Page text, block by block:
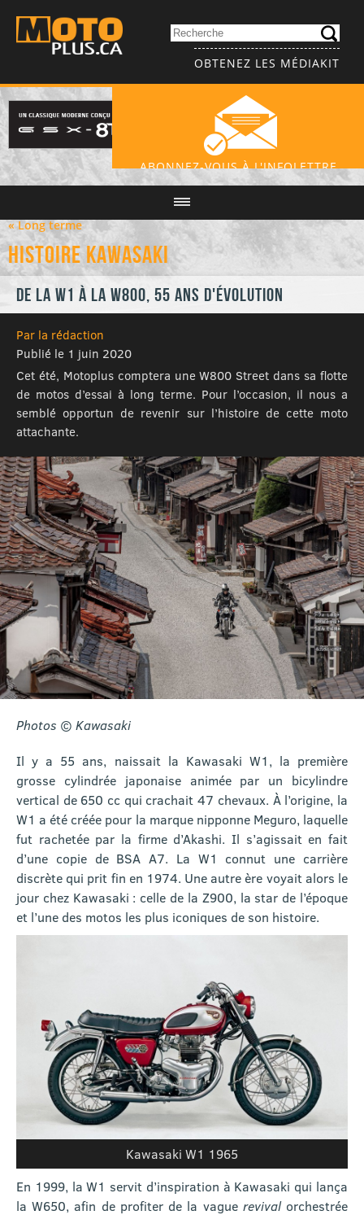
OBTENEZ LES MÉDIAKIT
ABONNEZ-VOUS À L'INFOLETTRE
« Long terme
Histoire Kawasaki
De la W1 à la W800, 55 ans d'évolution
Par la rédaction
Publié le 1 juin 2020
Cet été, Motoplus comptera une W800 Street dans sa flotte
de motos d’essai à long terme. Pour l’occasion, il nous a
semblé opportun de revenir sur l’histoire de cette moto
attachante.
Photos © Kawasaki
Il y a 55 ans, naissait la Kawasaki W1, la première
grosse cylindrée japonaise animée par un bicylindre
vertical de 650 cc qui crachait 47 chevaux. À l’origine, la
W1 a été créée pour la marque nipponne Meguro, laquelle
fut rachetée par la firme d’Akashi. Il s’agissait en fait
d’une copie de BSA A7. La W1 connut une carrière
discrète qui prit fin en 1974. Une autre ère voyait alors le
jour chez Kawasaki : celle de la Z900, la star de l’époque
et l’une des motos les plus iconiques de son histoire.
Kawasaki W1 1965
En 1999, la W1 servit d’inspiration à Kawasaki qui lança
la W650, afin de profiter de la vague revivalorchestrée